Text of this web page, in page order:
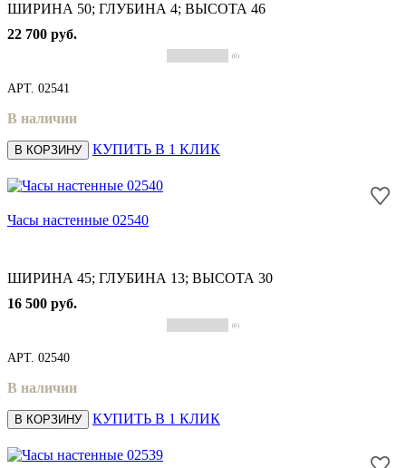
ШИРИНА 50; ГЛУБИНА 4; ВЫСОТА 46
22 700 руб.
(0)
АРТ. 02541
В наличии
В КОРЗИНУ КУПИТЬ В 1 КЛИК
Часы настенные 02540
ШИРИНА 45; ГЛУБИНА 13; ВЫСОТА 30
16 500 руб.
(0)
АРТ. 02540
В наличии
В КОРЗИНУ КУПИТЬ В 1 КЛИК